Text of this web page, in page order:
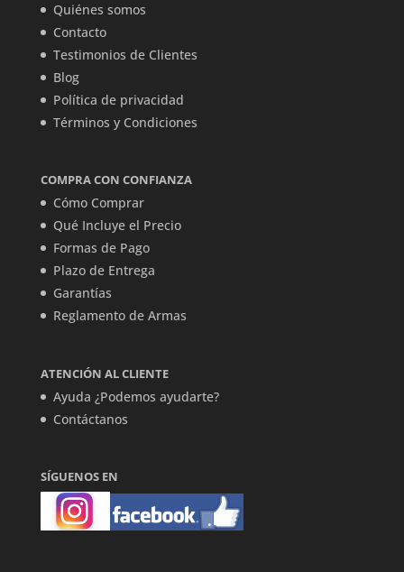
Quiénes somos
Contacto
Testimonios de Clientes
Blog
Política de privacidad
Términos y Condiciones
COMPRA CON CONFIANZA
Cómo Comprar
Qué Incluye el Precio
Formas de Pago
Plazo de Entrega
Garantías
Reglamento de Armas
ATENCIÓN AL CLIENTE
Ayuda ¿Podemos ayudarte?
Contáctanos
SÍGUENOS EN